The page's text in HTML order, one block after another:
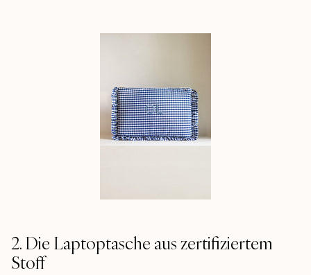
2. Die Laptoptasche aus zertifiziertem
Stoff